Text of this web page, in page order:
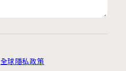
全球隱私政策